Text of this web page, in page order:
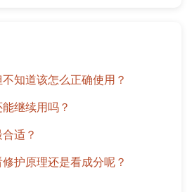
知道该怎么正确使用？
继续用吗？
适？
护原理还是看成分呢？